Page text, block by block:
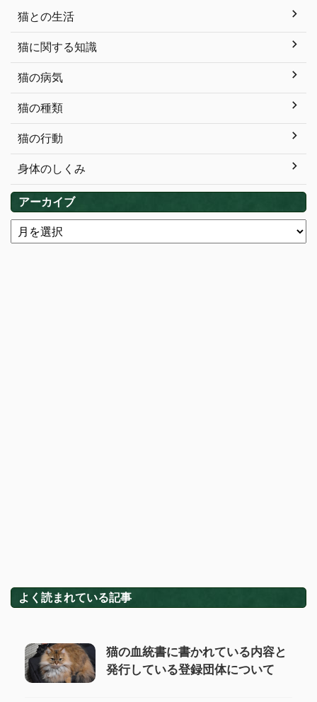
猫との生活
猫に関する知識
猫の病気
猫の種類
猫の行動
身体のしくみ
アーカイブ
よく読まれている記事
猫の血統書に書かれている内容と
発行している登録団体について